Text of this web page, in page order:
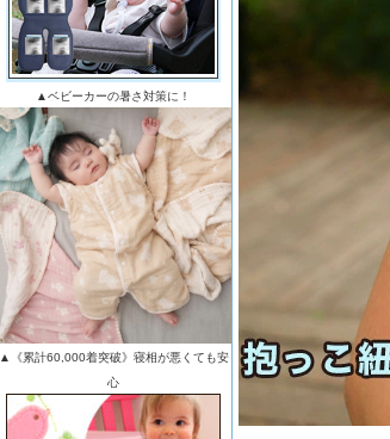
▲ベビーカーの暑さ対策に！
▲《累計60,000着突破》寝相が悪くても安
心